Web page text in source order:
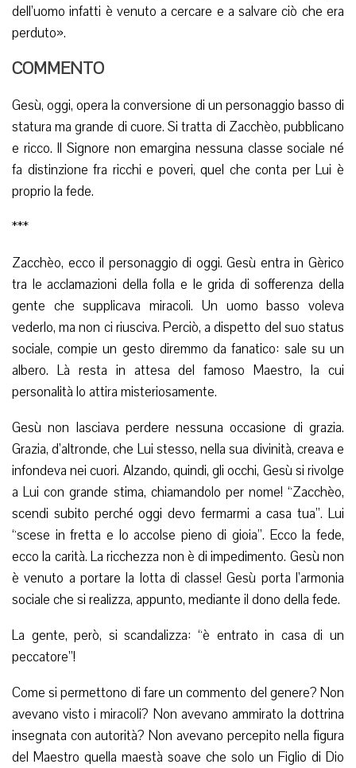
dell’uomo infatti è venuto a cercare e a salvare ciò che era
perduto».
COMMENTO
Gesù, oggi, opera la conversione di un personaggio basso di
statura ma grande di cuore. Si tratta di Zacchèo, pubblicano
e ricco. Il Signore non emargina nessuna classe sociale né
fa distinzione fra ricchi e poveri, quel che conta per Lui è
proprio la fede.
***
Zacchèo, ecco il personaggio di oggi. Gesù entra in Gèrico
tra le acclamazioni della folla e le grida di sofferenza della
gente che supplicava miracoli. Un uomo basso voleva
vederlo, ma non ci riusciva. Perciò, a dispetto del suo status
sociale, compie un gesto diremmo da fanatico: sale su un
albero. Là resta in attesa del famoso Maestro, la cui
personalità lo attira misteriosamente.
Gesù non lasciava perdere nessuna occasione di grazia.
Grazia, d’altronde, che Lui stesso, nella sua divinità, creava e
infondeva nei cuori. Alzando, quindi, gli occhi, Gesù si rivolge
a Lui con grande stima, chiamandolo per nome! “Zacchèo,
scendi subito perché oggi devo fermarmi a casa tua”. Lui
“scese in fretta e lo accolse pieno di gioia”. Ecco la fede,
ecco la carità. La ricchezza non è di impedimento. Gesù non
è venuto a portare la lotta di classe! Gesù porta l’armonia
sociale che si realizza, appunto, mediante il dono della fede.
La gente, però, si scandalizza: “è entrato in casa di un
peccatore”!
Come si permettono di fare un commento del genere? Non
avevano visto i miracoli? Non avevano ammirato la dottrina
insegnata con autorità? Non avevano percepito nella figura
del Maestro quella maestà soave che solo un Figlio di Dio